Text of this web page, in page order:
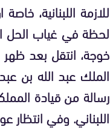
للازمة اللبنانية،
لحظة في غياب الحل
خوجة، انتقل بعد
الملك عبد الله بن
رسالة من قيادة
اللبناني. وفي